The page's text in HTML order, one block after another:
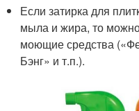
Если затирка для
мыла и жира, то
моющие средства
Бэнг» и т.п.).